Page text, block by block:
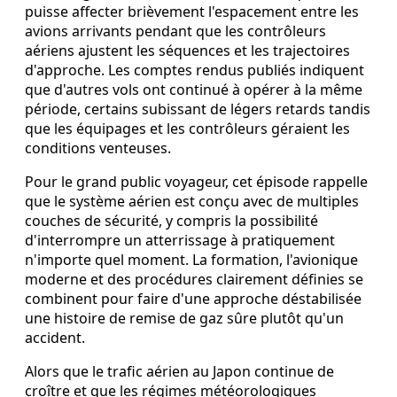
puisse affecter brièvement l'espacement entre les
avions arrivants pendant que les contrôleurs
aériens ajustent les séquences et les trajectoires
d'approche. Les comptes rendus publiés indiquent
que d'autres vols ont continué à opérer à la même
période, certains subissant de légers retards tandis
que les équipages et les contrôleurs géraient les
conditions venteuses.
Pour le grand public voyageur, cet épisode rappelle
que le système aérien est conçu avec de multiples
couches de sécurité, y compris la possibilité
d'interrompre un atterrissage à pratiquement
n'importe quel moment. La formation, l'avionique
moderne et des procédures clairement définies se
combinent pour faire d'une approche déstabilisée
une histoire de remise de gaz sûre plutôt qu'un
accident.
Alors que le trafic aérien au Japon continue de
croître et que les régimes météorologiques